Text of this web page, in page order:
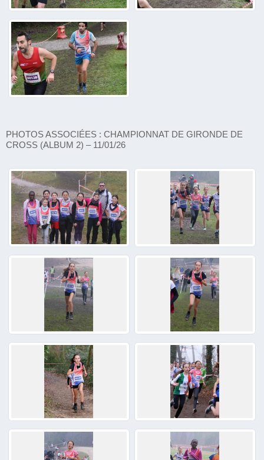
PHOTOS ASSOCIÉES : CHAMPIONNAT DE GIRONDE DE
CROSS (ALBUM 2) – 11/01/26